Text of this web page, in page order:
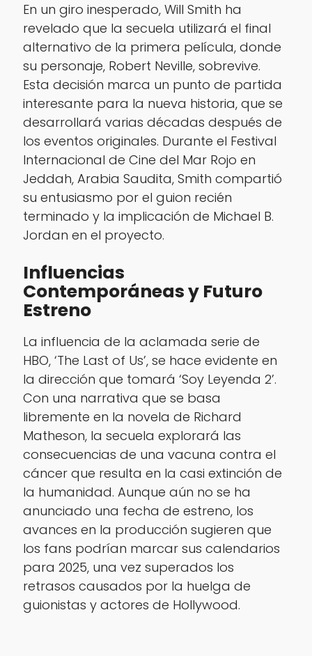
En un giro inesperado, Will Smith ha
revelado que la secuela utilizará el final
alternativo de la primera película, donde
su personaje, Robert Neville, sobrevive.
Esta decisión marca un punto de partida
interesante para la nueva historia, que se
desarrollará varias décadas después de
los eventos originales. Durante el Festival
Internacional de Cine del Mar Rojo en
Jeddah, Arabia Saudita, Smith compartió
su entusiasmo por el guion recién
terminado y la implicación de Michael B.
Jordan en el proyecto.
Influencias
Contemporáneas y Futuro
Estreno
La influencia de la aclamada serie de
HBO, ‘The Last of Us’, se hace evidente en
la dirección que tomará ‘Soy Leyenda 2’.
Con una narrativa que se basa
libremente en la novela de Richard
Matheson, la secuela explorará las
consecuencias de una vacuna contra el
cáncer que resulta en la casi extinción de
la humanidad. Aunque aún no se ha
anunciado una fecha de estreno, los
avances en la producción sugieren que
los fans podrían marcar sus calendarios
para 2025, una vez superados los
retrasos causados por la huelga de
guionistas y actores de Hollywood.